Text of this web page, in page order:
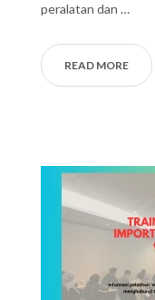
peralatan dan …
READ MORE